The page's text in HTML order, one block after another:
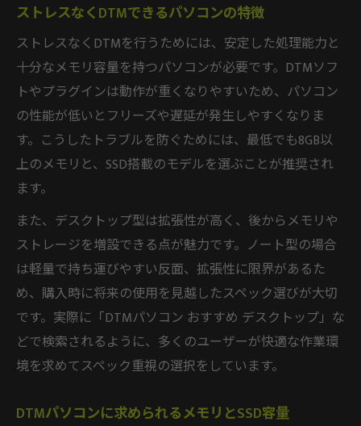
ストレスなくDTMできるパソコンの特徴
ストレスなくDTMを行うためには、安定した処理能力と
十分なメモリ容量を持つパソコンが必要です。DTMソフ
トやプラグインは動作が重くなりやすいため、パソコン
の性能が低いとフリーズや遅延が発生しやすくなりま
す。こうしたトラブルを防ぐためには、最低でも8GB以
上のメモリと、SSD搭載のモデルを選ぶことが推奨され
ます。
また、デスクトップ型は拡張性が高く、後からメモリや
ストレージを増設できる点が魅力です。ノート型の場合
は軽量で持ち運びやすい反面、拡張性に限界があるた
め、購入時に将来の使用を見越したスペック選びが大切
です。実際に「DTMパソコン おすすめ デスクトップ」な
どで検索されるように、多くのユーザーが快適な作業環
境を求めてスペック重視の選択をしています。
DTMパソコンに求められるメモリとSSD容量